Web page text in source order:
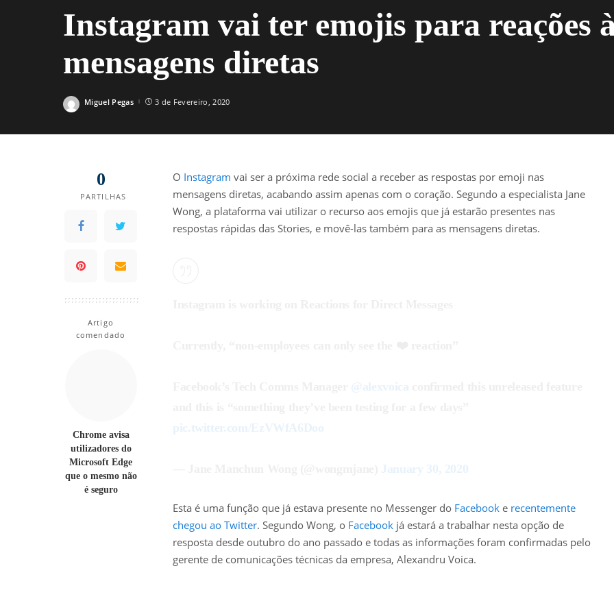
Instagram vai ter emojis para reações
mensagens diretas
Posted
Miguel Pegas 3 de Fevereiro, 2020
0
PARTILHAS
Artigo
comendado
Chrome avisa
utilizadores do
Microsoft Edge
que o mesmo não
é seguro
O Instagram vai ser a próxima rede social a receber as respostas por emoji nas
mensagens diretas, acabando assim apenas com o coração. Segundo a especialista Jane
Wong, a plataforma vai utilizar o recurso aos emojis que já estarão presentes nas
respostas rápidas das Stories, e movê-las também para as mensagens diretas.
@alexvoica
pic.twitter.com/EzVWfA6Doo
January 30, 2020
Esta é uma função que já estava presente no Messenger do Facebook e recentemente
chegou ao Twitter. Segundo Wong, o Facebook já estará a trabalhar nesta opção de
resposta desde outubro do ano passado e todas as informações foram confirmadas pelo
gerente de comunicações técnicas da empresa, Alexandru Voica.